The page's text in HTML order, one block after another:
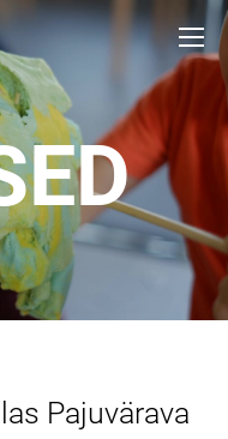
Pajuvärava